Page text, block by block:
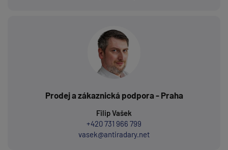
Prodej a zákaznická podpora - Praha
Filip Vašek
+420 731 966 799
vasek@antiradary.net